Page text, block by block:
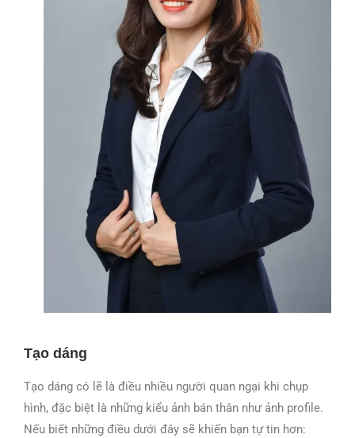
Tạo dáng
Tạo dáng có lẽ là điều nhiều người quan ngại khi chụp
hình, đặc biệt là những kiểu ảnh bán thân như ảnh profile.
Nếu biết những điều dưới đây sẽ khiến bạn tự tin hơn: